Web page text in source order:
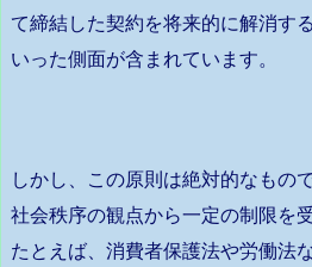
て締結した契約を将来的に解消す
いった側面が含まれています。
しかし、この原則は絶対的なもの
社会秩序の観点から一定の制限を
たとえば、消費者保護法や労働法